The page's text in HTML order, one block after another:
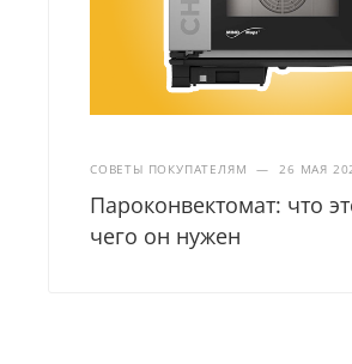
СОВЕТЫ ПОКУПАТЕЛЯМ — 26 МАЯ
Пароконвектомат: что
чего он нужен